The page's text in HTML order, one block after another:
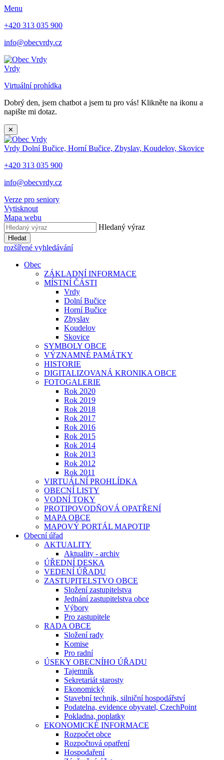
Menu
+420 313 035 900
info@obecvrdy.cz
Vrdy
Virtuální prohídka
Dobrý den, jsem chatbot a jsem tu pro vás! Klikněte na ikonu a
napište mi dotaz.
✕
Vrdy Dolní Bučice, Horní Bučice, Zbyslav, Koudelov, Skovice
+420 313 035 900
info@obecvrdy.cz
Verze pro seniory
Vytisknout
Mapa webu
Hledaný výraz
Hledat
rozšířené vyhledávání
Obec
ZÁKLADNÍ INFORMACE
MÍSTNÍ ČÁSTI
Vrdy
Dolní Bučice
Horní Bučice
Zbyslav
Koudelov
Skovice
SYMBOLY OBCE
VÝZNAMNÉ PAMÁTKY
HISTORIE
DIGITALIZOVANÁ KRONIKA OBCE
FOTOGALERIE
Rok 2020
Rok 2019
Rok 2018
Rok 2017
Rok 2016
Rok 2015
Rok 2014
Rok 2013
Rok 2012
Rok 2011
VIRTUÁLNÍ PROHLÍDKA
OBECNÍ LISTY
VODNÍ TOKY
PROTIPOVODŇOVÁ OPATŘENÍ
MAPA OBCE
MAPOVÝ PORTÁL MAPOTIP
Obecní úřad
AKTUALITY
Aktuality - archiv
ÚŘEDNÍ DESKA
VEDENÍ ÚŘADU
ZASTUPITELSTVO OBCE
Složení zastupitelstva
Jednání zastupitelstva obce
Výbory
Pro zastupitele
RADA OBCE
Složení rady
Komise
Pro radní
ÚSEKY OBECNÍHO ÚŘADU
Tajemník
Sekretariát starosty
Ekonomický
Stavební technik, silniční hospodářství
Podatelna, evidence obyvatel, CzechPoint
Pokladna, poplatky
EKONOMICKÉ INFORMACE
Rozpočet obce
Rozpočtová opatření
Hospodaření